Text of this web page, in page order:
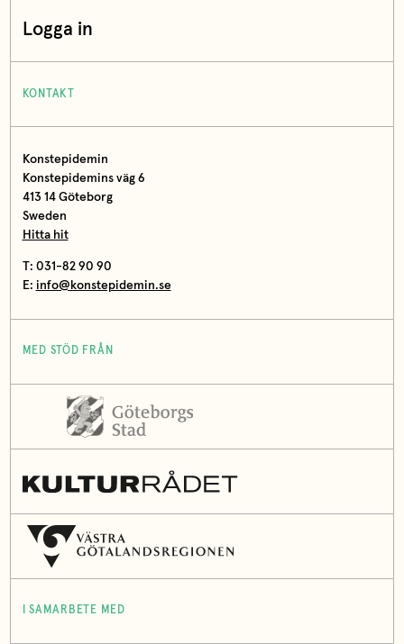
Logga in
KONTAKT
Konstepidemin
Konstepidemins väg 6
413 14 Göteborg
Sweden
Hitta hit
T: 031-82 90 90
E: info@konstepidemin.se
MED STÖD FRÅN
I SAMARBETE MED